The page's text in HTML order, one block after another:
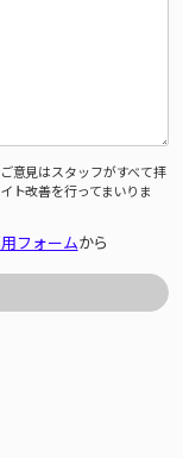
意見はスタッフがすべて拝
ト改善を行ってまいりま
フォームから